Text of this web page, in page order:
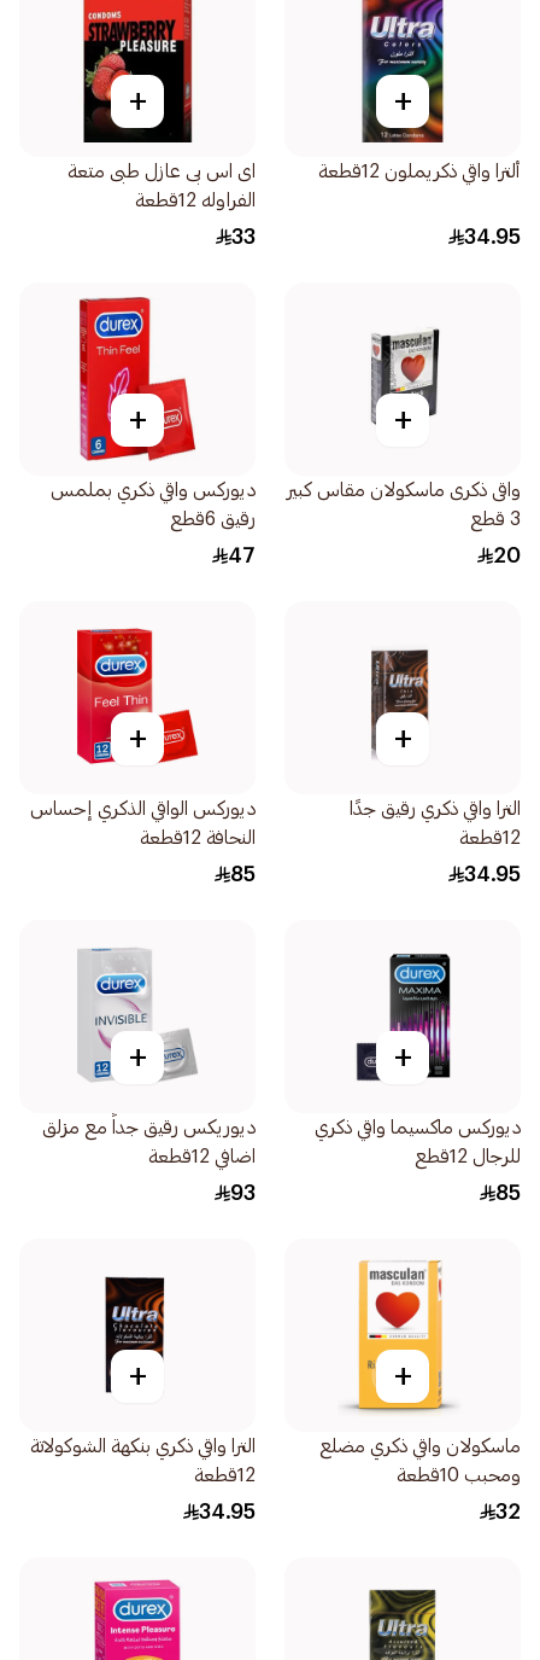
+
ألترا واقي ذكريملون 12قطعة
34.95
+
اى اس بى عازل طبى متعة
الفراوله 12قطعة
33
+
واقى ذكرى ماسكولان مقاس كبير
3 قطع
20
+
ديوركس واقي ذكري بملمس
رقيق 6قطع
47
+
الترا واقي ذكري رقيق جدًا
12قطعة
34.95
+
ديوركس الواقي الذكري إحساس
النحافة 12قطعة
85
+
ديوركس ماكسيما واقي ذكري
للرجال 12قطع
85
+
ديوريكس رقيق جداً مع مزلق
اضافي 12قطعة
93
+
ماسكولان واقي ذكري مضلع
ومحبب 10قطعة
32
+
الترا واقي ذكري بنكهة الشوكولاتة
12قطعة
34.95